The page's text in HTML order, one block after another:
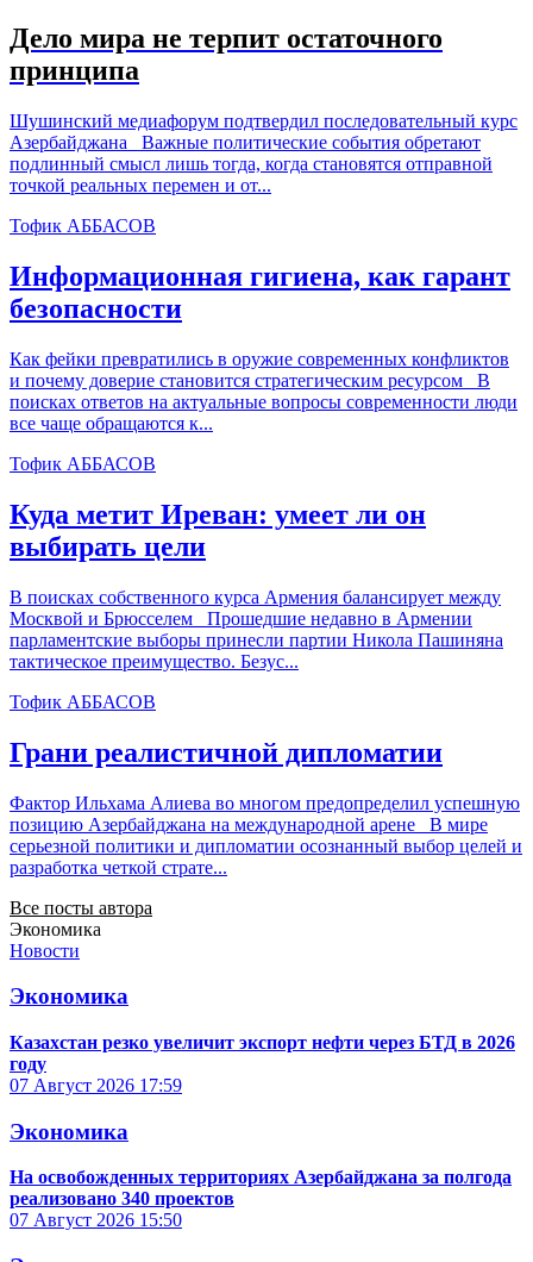
Дело мира не терпит остаточного
принципа
Шушинский медиафорум подтвердил последовательный курс
Азербайджана Важные политические события обретают
подлинный смысл лишь тогда, когда становятся отправной
точкой реальных перемен и от...
Тофик АББАСОВ
Информационная гигиена, как гарант
безопасности
Как фейки превратились в оружие современных конфликтов
и почему доверие становится стратегическим ресурсом В
поисках ответов на актуальные вопросы современности люди
все чаще обращаются к...
Тофик АББАСОВ
Куда метит Иреван: умеет ли он
выбирать цели
В поисках собственного курса Армения балансирует между
Москвой и Брюсселем Прошедшие недавно в Армении
парламентские выборы принесли партии Никола Пашиняна
тактическое преимущество. Безус...
Тофик АББАСОВ
Грани реалистичной дипломатии
Фактор Ильхама Алиева во многом предопределил успешную
позицию Азербайджана на международной арене В мире
серьезной политики и дипломатии осознанный выбор целей и
разработка четкой страте...
Все посты автора
Экономика
Новости
Экономика
Казахстан резко увеличит экспорт нефти через БТД в 2026
году
07 Август 2026 17:59
Экономика
На освобожденных территориях Азербайджана за полгода
реализовано 340 проектов
07 Август 2026 15:50